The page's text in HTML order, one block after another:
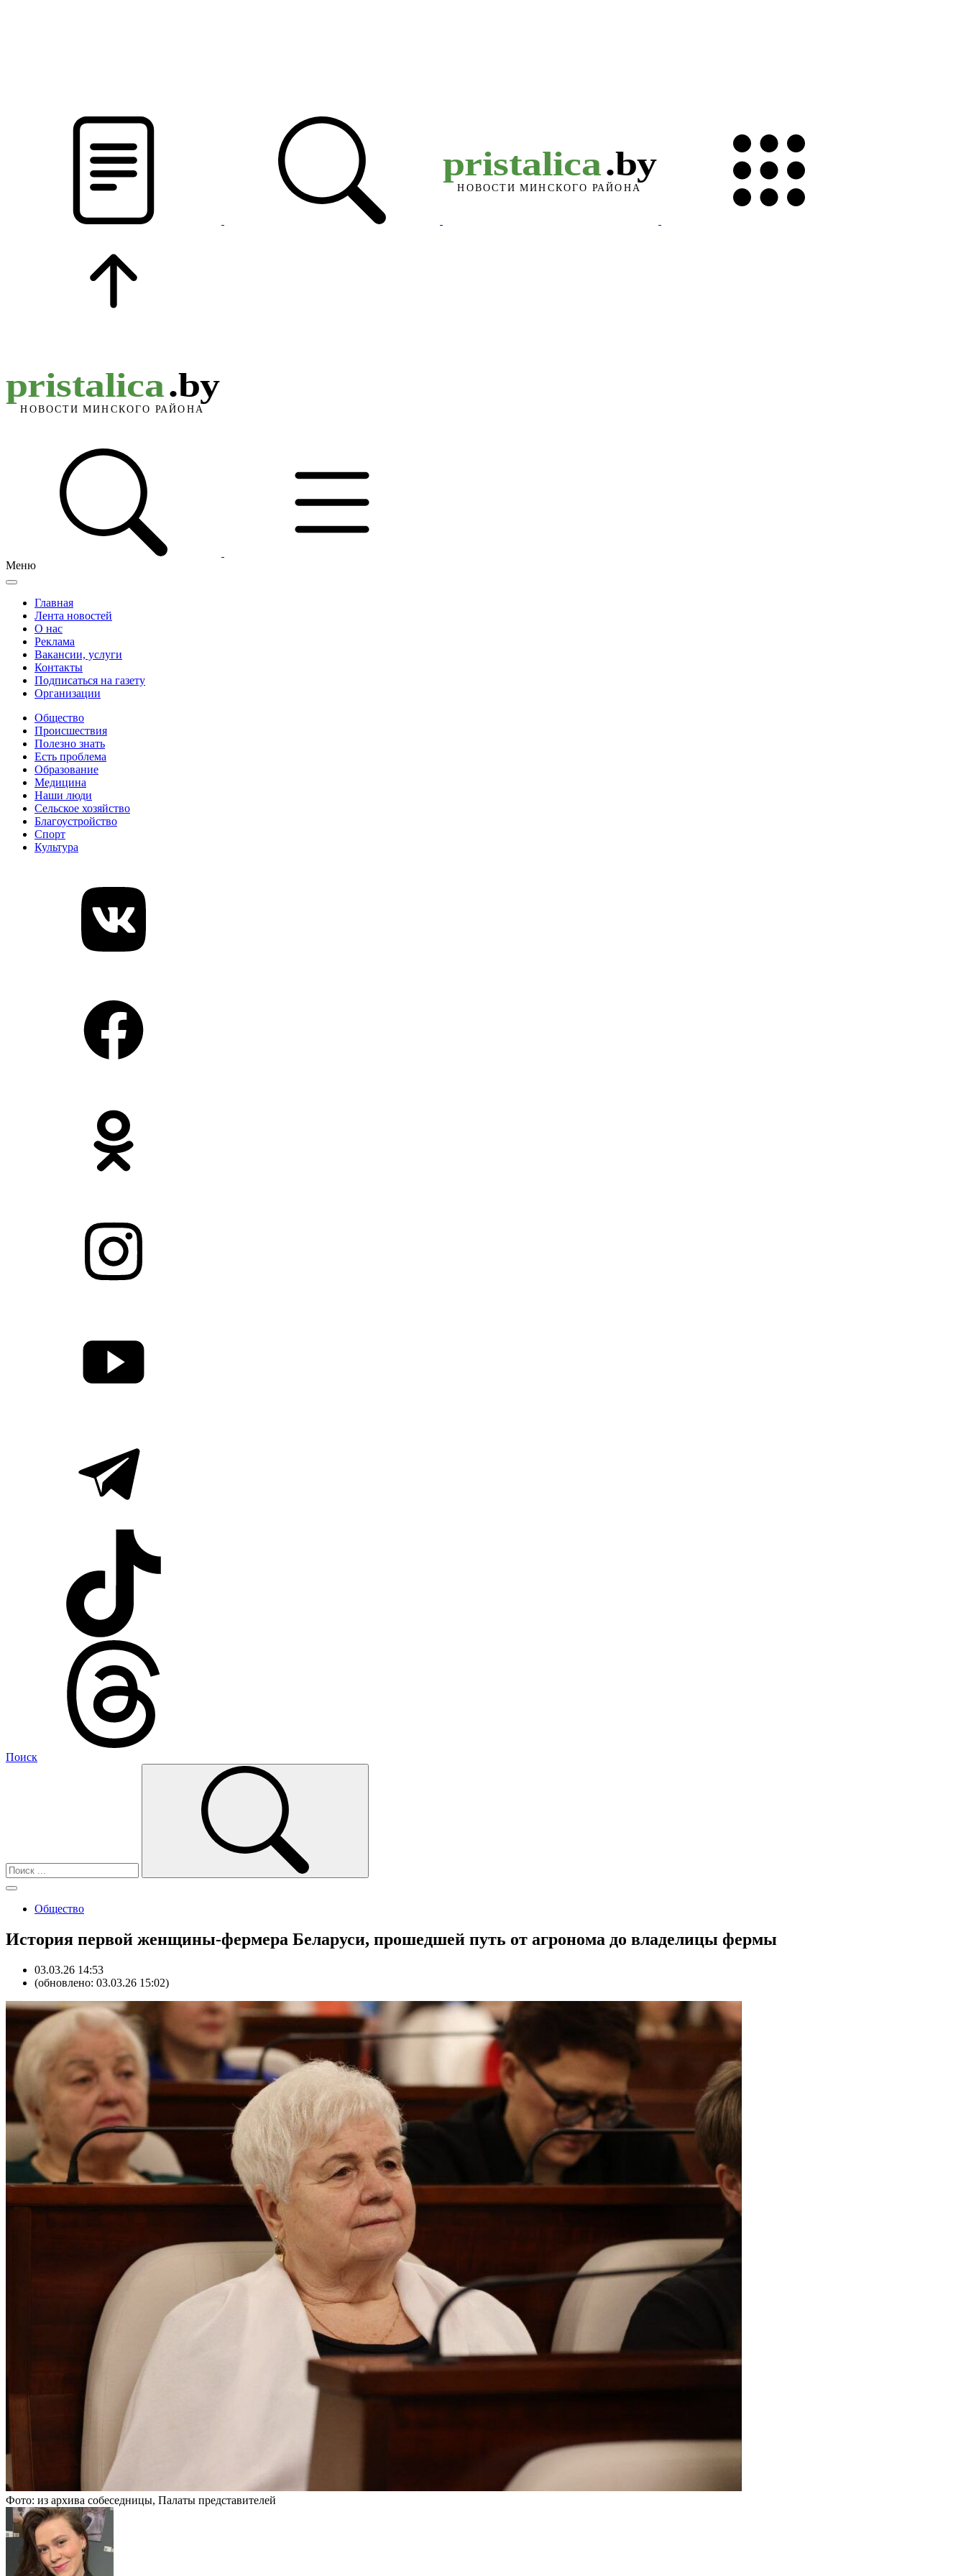
Меню
Главная
Лента новостей
О нас
Реклама
Вакансии, услуги
Контакты
Подписаться на газету
Организации
Общество
Происшествия
Полезно знать
Есть проблема
Образование
Медицина
Наши люди
Сельское хозяйство
Благоустройство
Спорт
Культура
Поиск
Общество
История первой женщины-фермера Беларуси, прошедшей путь от агронома до владелицы фермы
03.03.26 14:53
(обновлено: 03.03.26 15:02)
Фото: из архива собеседницы, Палаты представителей